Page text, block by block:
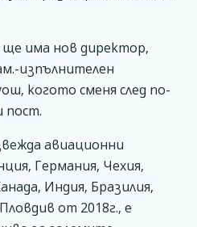
има нов директор,
изпълнителен
когото сменя след по-
пост.
авиационни
Германия, Чехия,
Индия, Бразилия,
от 2018г., е